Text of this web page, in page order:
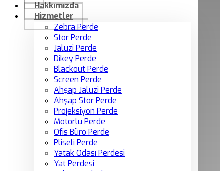
Hakkımızda
Hizmetler
Zebra Perde
Stor Perde
Jaluzi Perde
Dikey Perde
Blackout Perde
Screen Perde
Ahşap Jaluzi Perde
Ahşap Stor Perde
Projeksiyon Perde
Motorlu Perde
Ofis Büro Perde
Pliseli Perde
Yatak Odası Perdesi
Yat Perdesi